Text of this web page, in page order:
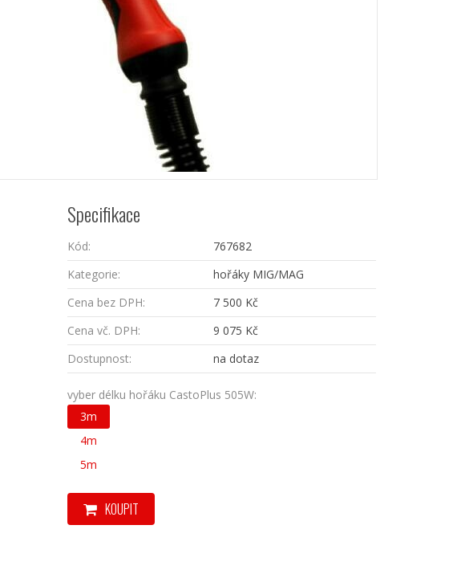
Specifikace
Kód:
767682
Kategorie:
hořáky MIG/MAG
Cena bez DPH:
7 500 Kč
Cena vč. DPH:
9 075 Kč
Dostupnost:
na dotaz
vyber délku hořáku CastoPlus 505W:
3m
4m
5m
KOUPIT